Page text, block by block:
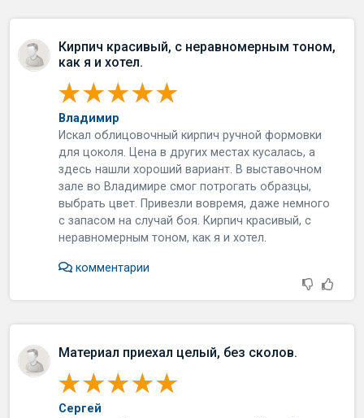
Кирпич красивый, с неравномерным тоном,
как я и хотел.
Владимир
Искал облицовочный кирпич ручной формовки
для цоколя. Цена в других местах кусалась, а
здесь нашли хороший вариант. В выставочном
зале во Владимире смог потрогать образцы,
выбрать цвет. Привезли вовремя, даже немного
с запасом на случай боя. Кирпич красивый, с
неравномерным тоном, как я и хотел.
комментарии
Материал приехал целый, без сколов.
Сергей